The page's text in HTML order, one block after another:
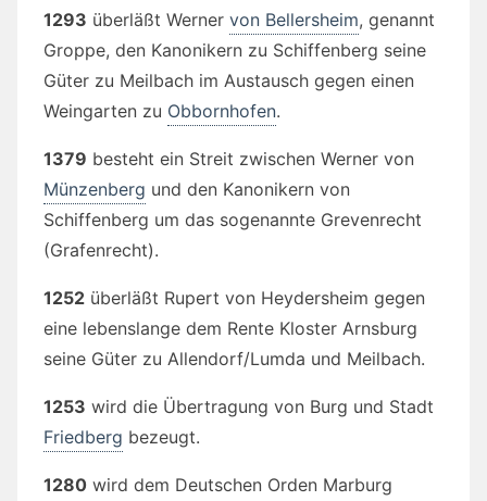
1293 überläßt Werner von Bellersheim, genannt
Groppe, den Kanonikern zu Schiffenberg seine
Güter zu Meilbach im Austausch gegen einen
Weingarten zu Obbornhofen.
1379 besteht ein Streit zwischen Werner von
Münzenberg und den Kanonikern von
Schiffenberg um das sogenannte Grevenrecht
(Grafenrecht).
1252 überläßt Rupert von Heydersheim gegen
eine lebenslange dem Rente Kloster Arnsburg
seine Güter zu Allendorf/Lumda und Meilbach.
1253 wird die Übertragung von Burg und Stadt
Friedberg bezeugt.
1280 wird dem Deutschen Orden Marburg